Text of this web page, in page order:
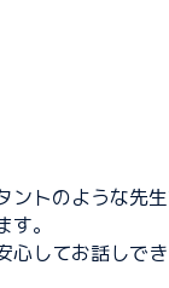
トのような先生
。
してお話しでき